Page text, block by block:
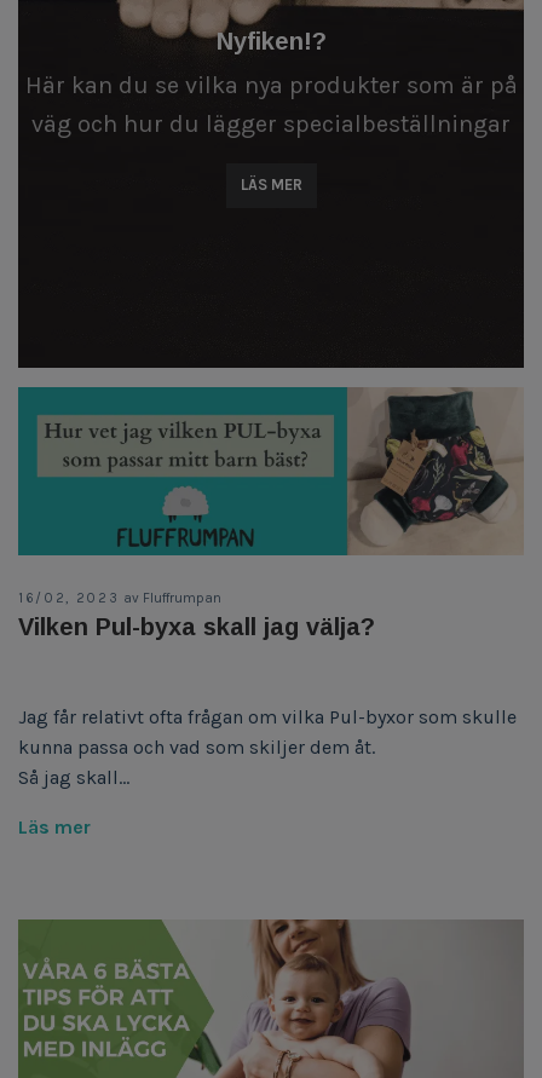
Nyfiken!?
Här kan du se vilka nya produkter som är på
väg och hur du lägger specialbeställningar
LÄS MER
16/02, 2023 av Fluffrumpan
Vilken Pul-byxa skall jag välja?
Jag får relativt ofta frågan om vilka Pul-byxor som skulle
kunna passa och vad som skiljer dem åt.
Så jag skall...
Läs mer